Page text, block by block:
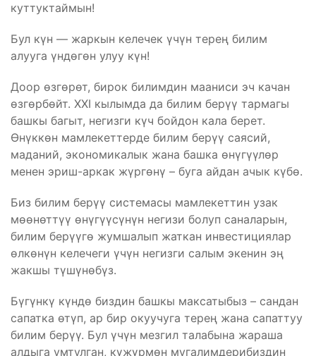
куттуктаймын!
Бул күн — жаркын келечек үчүн терең билим
алууга үндөгөн улуу күн!
Доор өзгөрөт, бирок билимдин мааниси эч качан
өзгөрбөйт. XXI кылымда да билим берүү тармагы
башкы багыт, негизги күч бойдон кала берет.
Өнүккөн мамлекеттерде билим берүү саясий,
маданий, экономикалык жана башка өнүгүүлөр
менен эриш-аркак жүргөнү – буга айдан ачык күбө.
Биз билим берүү системасы мамлекеттин узак
мөөнөттүү өнүгүүсүнүн негизи болуп саналарын,
билим берүүгө жумшалып жаткан инвестициялар
өлкөнүн келечеги үчүн негизги салым экенин эң
жакшы түшүнөбүз.
Бүгүнкү күндө биздин башкы максатыбыз – сандан
сапатка өтүп, ар бир окуучуга терең жана сапаттуу
билим берүү. Бул үчүн мезгил талабына жараша
алдыга умтулган, күжүрмөн мугалимдерибиздин